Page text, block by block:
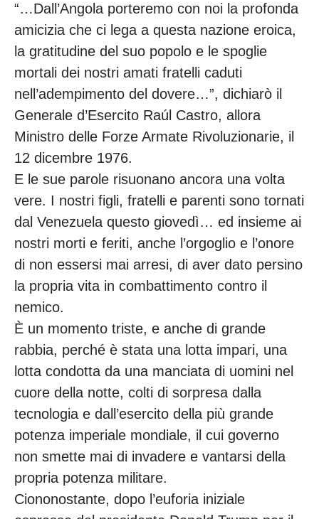
“…Dall’Angola porteremo con noi la profonda
amicizia che ci lega a questa nazione eroica,
la gratitudine del suo popolo e le spoglie
mortali dei nostri amati fratelli caduti
nell’adempimento del dovere…”, dichiarò il
Generale d’Esercito Raúl Castro, allora
Ministro delle Forze Armate Rivoluzionarie, il
12 dicembre 1976.
E le sue parole risuonano ancora una volta
vere. I nostri figli, fratelli e parenti sono tornati
dal Venezuela questo giovedì… ed insieme ai
nostri morti e feriti, anche l’orgoglio e l’onore
di non essersi mai arresi, di aver dato persino
la propria vita in combattimento contro il
nemico.
È un momento triste, e anche di grande
rabbia, perché è stata una lotta impari, una
lotta condotta da una manciata di uomini nel
cuore della notte, colti di sorpresa dalla
tecnologia e dall’esercito della più grande
potenza imperiale mondiale, il cui governo
non smette mai di invadere e vantarsi della
propria potenza militare.
Ciononostante, dopo l’euforia iniziale